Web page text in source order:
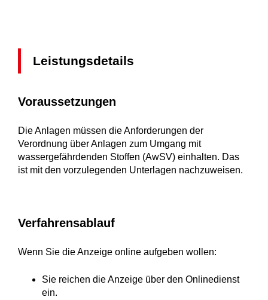
Leistungsdetails
Voraussetzungen
Die Anlagen müssen die Anforderungen der
Verordnung über Anlagen zum Umgang mit
wassergefährdenden Stoffen (AwSV) einhalten. Das
ist mit den vorzulegenden Unterlagen nachzuweisen.
Verfahrensablauf
Wenn Sie die Anzeige online aufgeben wollen:
Sie reichen die Anzeige über den Onlinedienst
ein.